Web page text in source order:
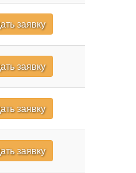
заявку
заявку
заявку
заявку